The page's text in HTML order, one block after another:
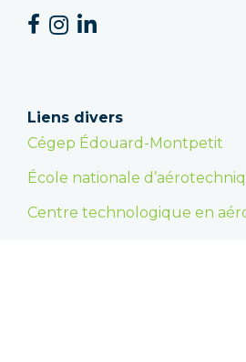
Liens divers
Cégep Édouard-Montpetit
École nationale
Centre technologique en